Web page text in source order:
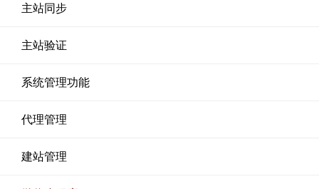
主站同步
主站验证
系统管理功能
代理管理
建站管理